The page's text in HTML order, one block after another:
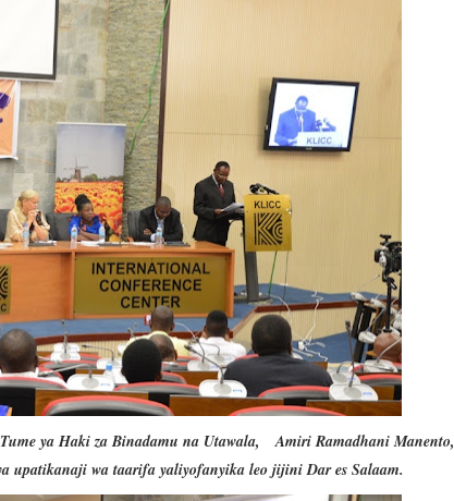
ya Haki za Binadamu na Utawala, Amiri Ramadhani Manento,
upatikanaji wa taarifa yaliyofanyika leo jijini Dar es Salaam.